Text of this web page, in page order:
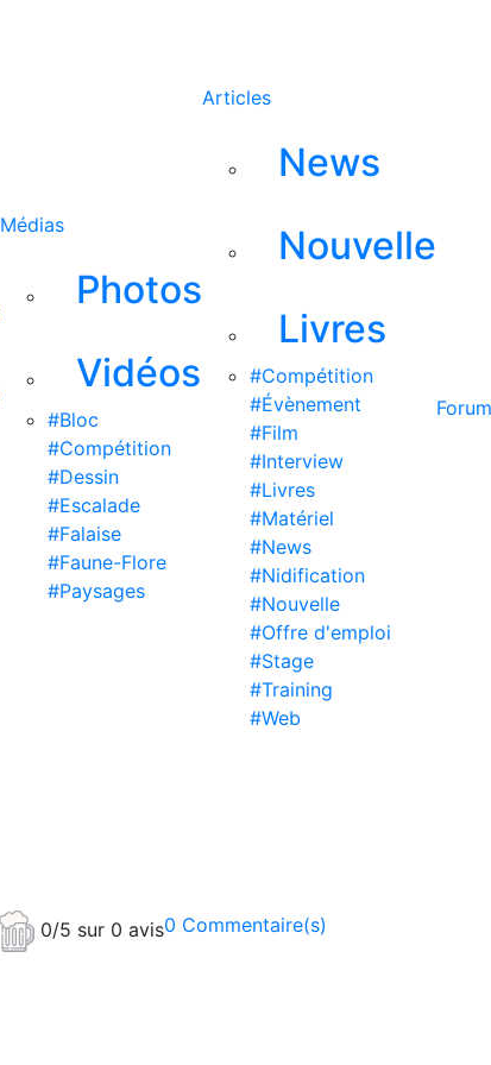
Médias
Photos
Vidéos
#Bloc
#Compétition
#Dessin
#Escalade
#Falaise
#Faune-Flore
#Paysages
Articles
News
Nouvelle
Livres
#Compétition
#Évènement
#Film
#Interview
#Livres
#Matériel
#News
#Nidification
#Nouvelle
#Offre d'emploi
#Stage
#Training
#Web
Forum
0 Commentaire(s)
0/5 sur 0 avis